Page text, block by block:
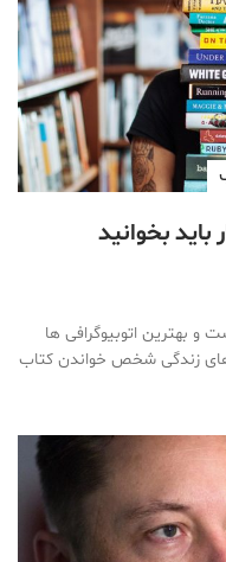
و بهترین اتوبیوگرافی ها
زندگی شخص خواندن کتاب